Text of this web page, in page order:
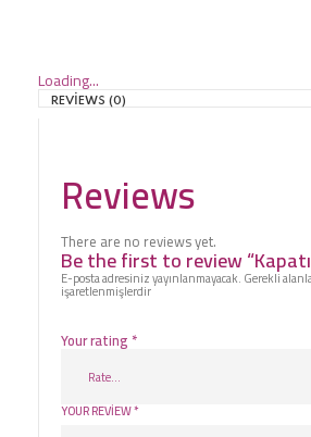
Loading...
REVIEWS (0)
Reviews
There are no reviews yet.
Be the first to review
E-posta adresiniz yayınlanmayacak. Gerekli
işaretlenmişlerdir
Your rating *
YOUR REVIEW*